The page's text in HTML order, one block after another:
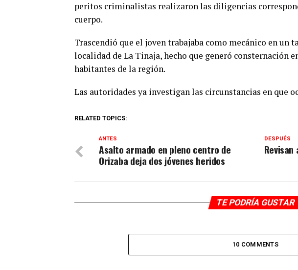
peritos criminalistas realizaron las diligencias
cuerpo.
Trascendió que el joven trabajaba como mecánico en un
localidad de La Tinaja, hecho que generó consternación
habitantes de la región.
Las autoridades ya investigan las circunstancias en que
RELATED TOPICS:
DESPUÉS
ANTES
Asalto armado en pleno centro de
Orizaba deja dos jóvenes heridos
TE PODRÍA GUSTAR
10 COMMENTS